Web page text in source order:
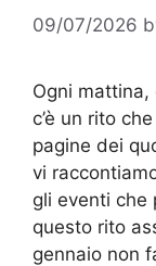
09/07/2026
Ogni
c’è un rito
pagine dei
vi
gli eventi che
questo rito
gennaio non